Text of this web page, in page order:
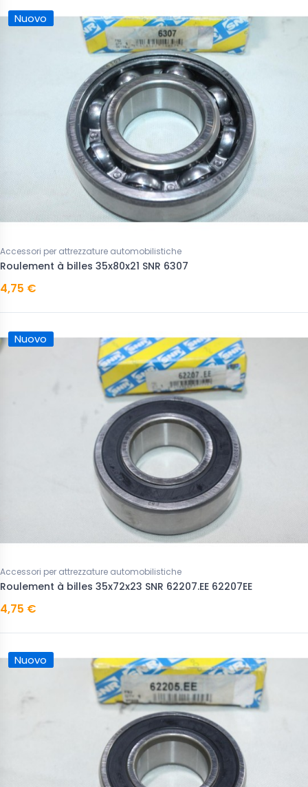
Nuovo
Accessori per attrezzature automobilistiche
Roulement à billes 35x80x21 SNR 6307
4,75 €
Nuovo
Accessori per attrezzature automobilistiche
Roulement à billes 35x72x23 SNR 62207.EE 62207EE
4,75 €
Nuovo